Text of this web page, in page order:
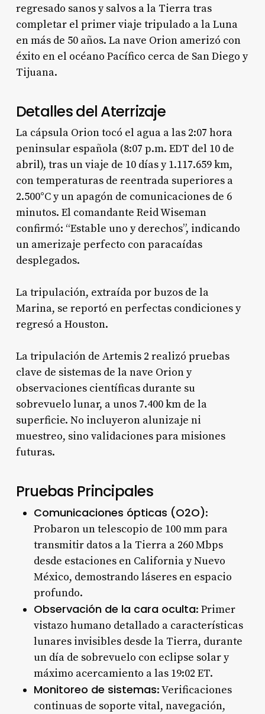
regresado sanos y salvos a la Tierra tras
completar el primer viaje tripulado a la Luna
en más de 50 años. La nave Orion amerizó con
éxito en el océano Pacífico cerca de San Diego y
Tijuana.
Detalles del Aterrizaje
La cápsula Orion tocó el agua a las 2:07 hora
peninsular española (8:07 p.m. EDT del 10 de
abril), tras un viaje de 10 días y 1.117.659 km,
con temperaturas de reentrada superiores a
2.500°C y un apagón de comunicaciones de 6
minutos. El comandante Reid Wiseman
confirmó: “Estable uno y derechos”, indicando
un amerizaje perfecto con paracaídas
desplegados.
La tripulación, extraída por buzos de la
Marina, se reportó en perfectas condiciones y
regresó a Houston.
La tripulación de Artemis 2 realizó pruebas
clave de sistemas de la nave Orion y
observaciones científicas durante su
sobrevuelo lunar, a unos 7.400 km de la
superficie. No incluyeron alunizaje ni
muestreo, sino validaciones para misiones
futuras.
Pruebas Principales
Comunicaciones ópticas (O2O):
Probaron un telescopio de 100 mm para
transmitir datos a la Tierra a 260 Mbps
desde estaciones en California y Nuevo
México, demostrando láseres en espacio
profundo.
Observación de la cara oculta: Primer
vistazo humano detallado a características
lunares invisibles desde la Tierra, durante
un día de sobrevuelo con eclipse solar y
máximo acercamiento a las 19:02 ET.
Monitoreo de sistemas: Verificaciones
continuas de soporte vital, navegación,